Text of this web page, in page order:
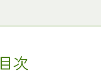
目次